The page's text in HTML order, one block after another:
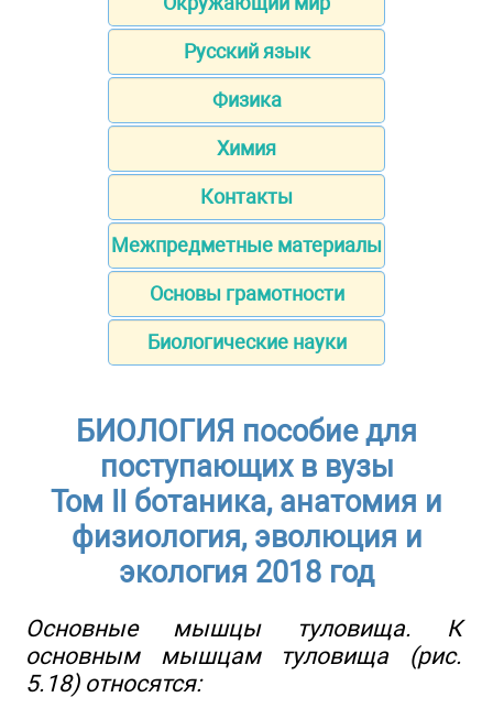
Русский язык
Физика
Химия
Контакты
Межпредметные материалы
Основы грамотности
Биологические науки
БИОЛОГИЯ пособие для
поступающих в вузы
Том ІІ ботаника, анатомия и
физиология, эволюция и
экология 2018 год
Основные мышцы туловища. К
основным мышцам туловища (рис.
5.18) относятся: